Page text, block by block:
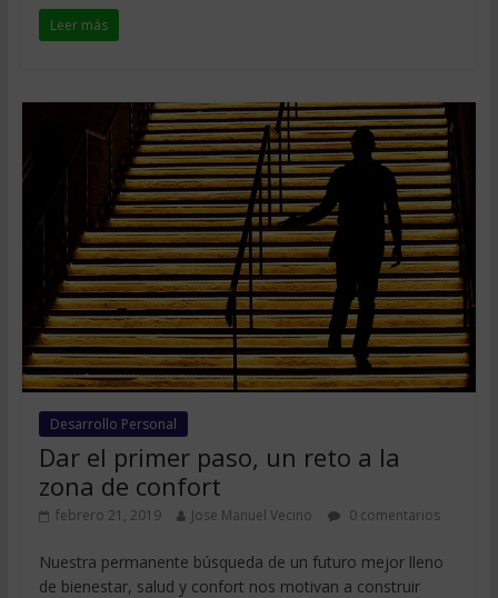
Leer más
Desarrollo Personal
Dar el primer paso, un reto a la
zona de confort
febrero 21, 2019 Jose Manuel Vecino 0 comentarios
Nuestra permanente búsqueda de un futuro mejor lleno
de bienestar, salud y confort nos motivan a construir